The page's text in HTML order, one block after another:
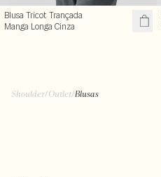
Blusa Tricot Trançada
Manga Longa Cinza
Shoulder/Outlet/Blusas